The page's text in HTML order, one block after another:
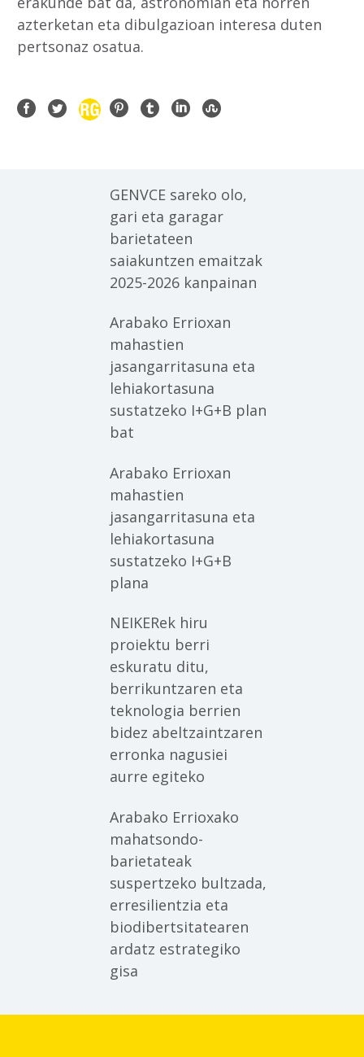
azterketan eta dibulgazioan interesa duten
pertsonaz osatua.
GENVCE sareko olo,
gari eta garagar
barietateen
saiakuntzen emaitzak
2025-2026 kanpainan
Arabako Errioxan
mahastien
jasangarritasuna eta
lehiakortasuna
sustatzeko I+G+B plan
bat
Arabako Errioxan
mahastien
jasangarritasuna eta
lehiakortasuna
sustatzeko I+G+B
plana
NEIKERek hiru
proiektu berri
eskuratu ditu,
berrikuntzaren eta
teknologia berrien
bidez abeltzaintzaren
erronka nagusiei
aurre egiteko
Arabako Errioxako
mahatsondo-
barietateak
suspertzeko bultzada,
erresilientzia eta
biodibertsitatearen
ardatz estrategiko
gisa